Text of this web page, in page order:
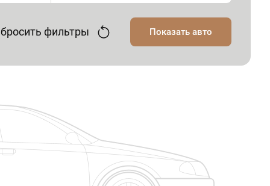
Показать авто
фильтры